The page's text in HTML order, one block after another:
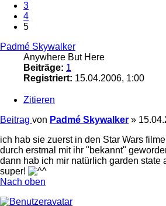
3
4
5
Padmé Skywalker
Anywhere But Here
Beiträge: 1
Registriert: 15.04.2006, 1:00
Zitieren
Beitrag von Padmé Skywalker »
ich hab sie zuerst in den Star Wars
durch erstmal mit ihr "bekannt"
dann hab ich mir natürlich garden state
super!
Nach oben